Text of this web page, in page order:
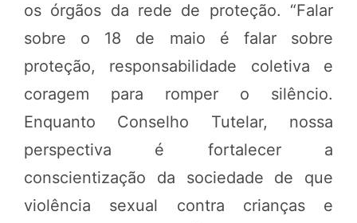
os órgãos da rede de proteção. “Falar
sobre o 18 de maio é falar sobre
proteção, responsabilidade coletiva e
coragem para romper o silêncio.
Enquanto Conselho Tutelar, nossa
perspectiva é fortalecer a
conscientização da sociedade de que
violência sexual contra crianças e